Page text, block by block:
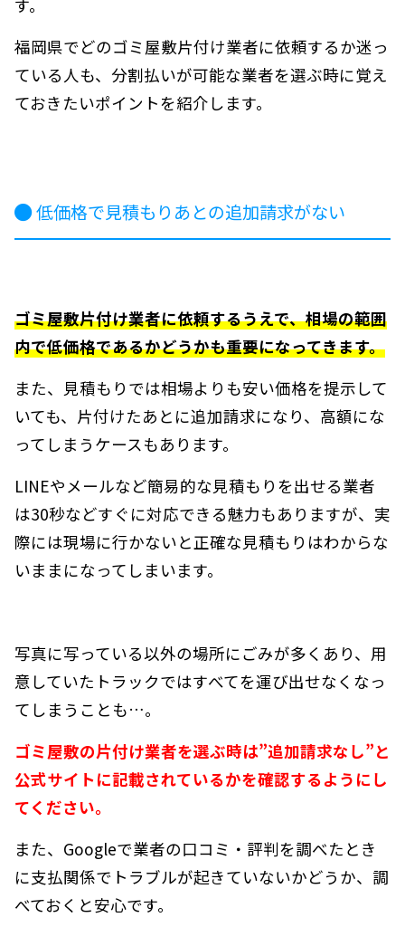
す。
福岡県でどのゴミ屋敷片付け業者に依頼するか迷っ
ている人も、分割払いが可能な業者を選ぶ時に覚え
ておきたいポイントを紹介します。
低価格で見積もりあとの追加請求がない
ゴミ屋敷片付け業者に依頼するうえで、相場の範囲
内で低価格であるかどうかも重要になってきます。
また、見積もりでは相場よりも安い価格を提示して
いても、片付けたあとに追加請求になり、高額にな
ってしまうケースもあります。
LINEやメールなど簡易的な見積もりを出せる業者
は30秒などすぐに対応できる魅力もありますが、実
際には現場に行かないと正確な見積もりはわからな
いままになってしまいます。
写真に写っている以外の場所にごみが多くあり、用
意していたトラックではすべてを運び出せなくなっ
てしまうことも…。
ゴミ屋敷の片付け業者を選ぶ時は”追加請求なし”と
公式サイトに記載されているかを確認するようにし
てください。
また、Googleで業者の口コミ・評判を調べたとき
に支払関係でトラブルが起きていないかどうか、調
べておくと安心です。